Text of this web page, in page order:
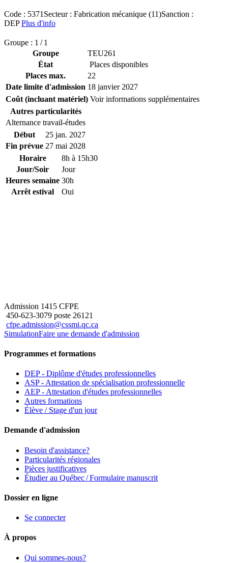
Code : 5371 Secteur : Fabrication mécanique (11)Sanction :
DEPPlus d'info
Groupe : 1 / 1
Groupe
TEU261
État
Places disponibles
Places max.
22
Date limite d'admission 18 janvier 2027
Coût (incluant matériel) Voir informations supplémentaires
Autres particularités
Alternance travail-études
Début
25 jan. 2027
Fin prévue 27 mai 2028
Horaire
8h à 15h30
Jour/Soir
Jour
Heures semaine 30h
Arrêt estival
Oui
Admission 1415 CFPE
450-623-3079 poste 26121
cfpe.admission@cssmi.qc.ca
SimulationFaire une demande d'admission
Programmes et formations
DEP - Diplôme d'études professionnelles
ASP - Attestation de spécialisation professionnelle
AEP - Attestation d'études professionnelles
Autres formations
Élève / Stage d'un jour
Demande d'admission
Besoin d'assistance?
Particularités régionales
Pièces justificatives
Étudier au Québec / Formulaire manuscrit
Dossier en ligne
Se connecter
À propos
Qui sommes-nous?